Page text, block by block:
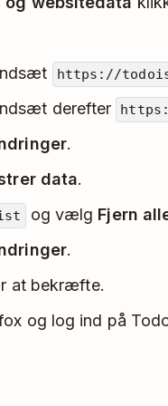
https://
derefter
.
data.
og vælg Fjern
.
at bekræfte.
og log ind på